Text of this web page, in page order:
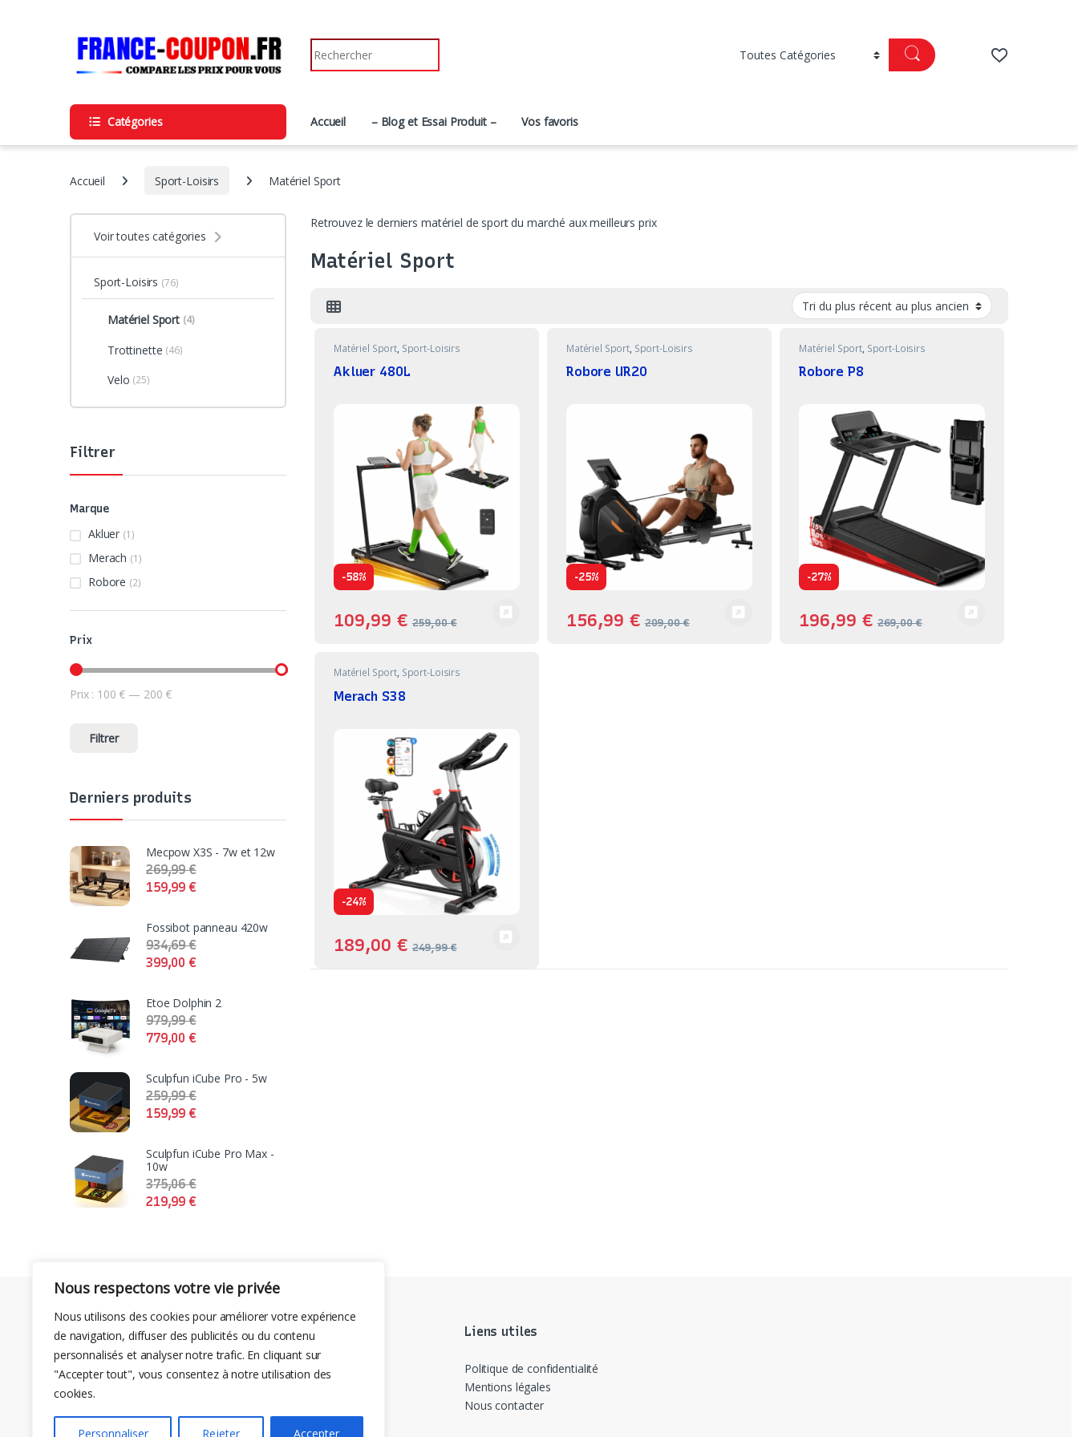
Nous respectons votre vie privée
Nous utilisons des cookies pour améliorer votre expérience
de navigation, diffuser des publicités ou du contenu
personnalisés et analyser notre trafic. En cliquant sur
"Accepter tout", vous consentez à notre utilisation des
cookies.
Personnaliser Rejeter Accepter
Search for:
Catégories Accueil – Blog et Essai Produit – Vos favoris
Accueil Sport-Loisirs Matériel Sport
Retrouvez le derniers matériel de sport du marché aux meilleurs prix
Matériel Sport
Matériel Sport, Sport-Loisirs
Akluer 480L
-58%
109,99€ 259,00€
Matériel Sport, Sport-Loisirs
Robore UR20
-25%
156,99 € 209,00€
Matériel Sport, Sport-Loisirs
Robore P8
-27%
196,99 € 269,00€
Matériel Sport, Sport-Loisirs
Merach S38
-24%
189,00€ 249,99€
Voir toutes catégories
Sport-Loisirs (76)
Matériel Sport (4)
Trottinette (46)
Velo (25)
Filtrer
Marque
Akluer (1)
Merach (1)
Robore (2)
Prix
Prix min
Prix max
Filtrer
Prix : 100 € — 200 €
Derniers produits
Mecpow X3S - 7w et 12w
159,99€
269,99€
Fossibot panneau 420w
399,00€
934,69€
Etoe Dolphin 2
779,00€
979,99€
Sculpfun iCube Pro - 5w
159,99€
259,99€
Sculpfun iCube Pro Max -
10w
219,99€
375,06€
Liens utiles
Politique de confidentialité
Mentions légales
Nous contacter